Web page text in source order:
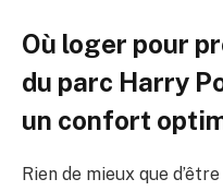
Où loger pour
du parc Harry
un confort
Rien de mieux que